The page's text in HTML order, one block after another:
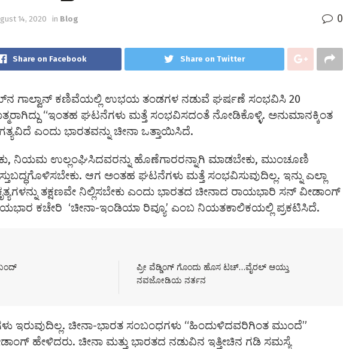
14, 2020 in Blog 0
Share on Facebook Share on Twitter
ಗಾಲ್ವಾನ್ ಕಣಿವೆಯಲ್ಲಿ ಉಭಯ ತಂಡಗಳ ನಡುವೆ ಘರ್ಷಣೆ ಸಂಭವಿಸಿ 20
“ಇಂತಹ ಘಟನೆಗಳು ಮತ್ತೆ ಸಂಭವಿಸದಂತೆ ನೋಡಿಕೊಳ್ಳಿ. ಅನುಮಾನಕ್ಕಿಂತ
ಎಂದು ಭಾರತವನ್ನು ಚೀನಾ ಒತ್ತಾಯಿಸಿದೆ.
ನಿಯಮ ಉಲ್ಲಂಘಿಸಿದವರನ್ನು ಹೊಣೆಗಾರರನ್ನಾಗಿ ಮಾಡಬೇಕು, ಮುಂಚೂಣಿ
ಆಗ ಅಂತಹ ಘಟನೆಗಳು ಮತ್ತೆ ಸಂಭವಿಸುವುದಿಲ್ಲ. ಇನ್ನು ಎಲ್ಲಾ
ತಕ್ಷಣವೇ ನಿಲ್ಲಿಸಬೇಕು ಎಂದು ಭಾರತದ ಚೀನಾದ ರಾಯಭಾರಿ ಸನ್ ವೀಡಾಂಗ್
ಕಚೇರಿ ‘ಚೀನಾ-ಇಂಡಿಯಾ ರಿವ್ಯೂ’ ಎಂಬ ನಿಯತಕಾಲಿಕಯಲ್ಲಿ ಪ್ರಕಟಿಸಿದೆ.
ಪ್ರೀ ವೆಡ್ಡಿಂಗ್ ಗೊಂದು ಹೊಸ ಟಚ್…ವೈರಲ್ ಆಯ್ತು
ನವಜೋಡಿಯ ನರ್ತನ
ಇರುವುದಿಲ್ಲ. ಚೀನಾ-ಭಾರತ ಸಂಬಂಧಗಳು “ಹಿಂದುಳಿದವರಿಗಿಂತ ಮುಂದೆ”
ಹೇಳಿದರು. ಚೀನಾ ಮತ್ತು ಭಾರತದ ನಡುವಿನ ಇತ್ತೀಚಿನ ಗಡಿ ಸಮಸ್ಯೆ